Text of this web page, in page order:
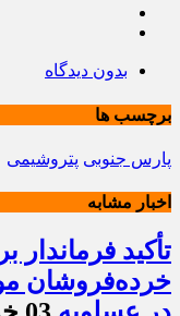
بدون دیدگاه
برچسب ها
پارس جنوبی پتروشیمی
اخبار مشابه
تأکید
خرده‌فروشان